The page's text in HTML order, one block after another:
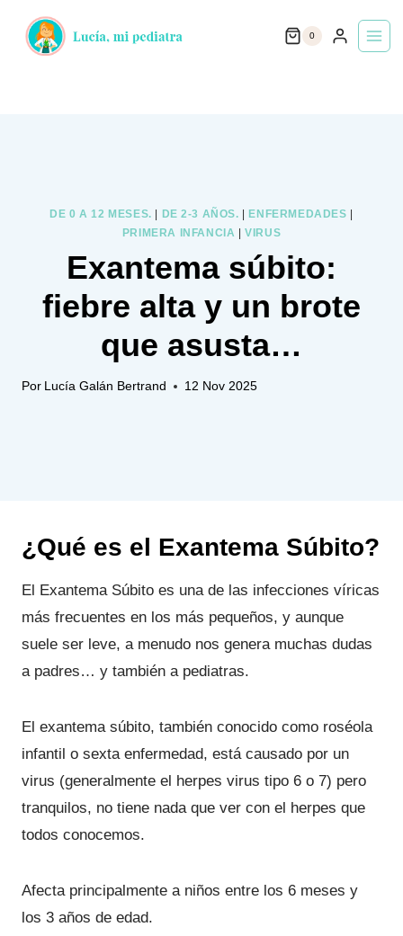
0
DE 0 A 12 MESES. DE 2-3 AÑOS. ENFERMEDADES
PRIMERA INFANCIA |VIRUS
Exantema súbito:
fiebre alta y un brote
que asusta…
Por Lucía Galán Bertrand 12 Nov 2025
¿Qué es el Exantema Súbito?
El Exantema Súbito es una de las infecciones víricas
más frecuentes en los más pequeños, y aunque
suele ser leve, a menudo nos genera muchas dudas
a padres… y también a pediatras.
El exantema súbito, también conocido como roséola
infantil o sexta enfermedad, está causado por un
virus (generalmente el herpes virus tipo 6 o 7) pero
tranquilos, no tiene nada que ver con el herpes que
todos conocemos.
Afecta principalmente a niños entre los 6 meses y
los 3 años de edad.